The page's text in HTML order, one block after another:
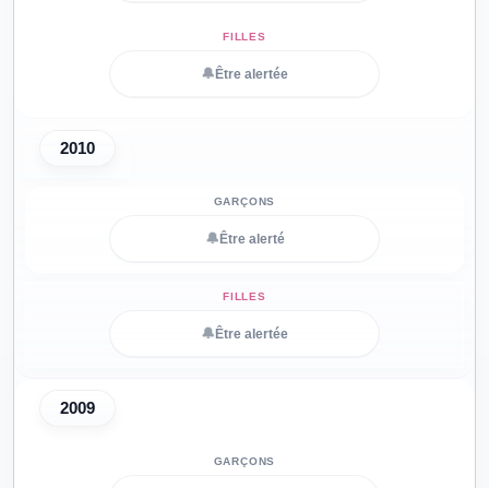
🔔 Être alertée
2010
🔔 Être alerté
🔔 Être alertée
2009